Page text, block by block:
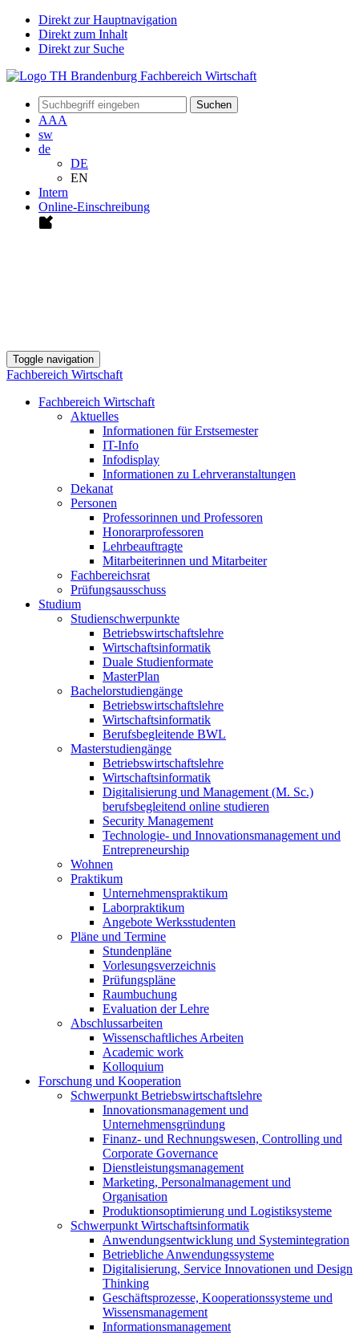
Direkt zur Hauptnavigation
Direkt zum Inhalt
Direkt zur Suche
Suchen
AAA
sw
de
DE
EN
Intern
Online-Einschreibung
Toggle navigation
Fachbereich Wirtschaft
Fachbereich Wirtschaft
Aktuelles
Informationen für Erstsemester
IT-Info
Infodisplay
Informationen zu Lehrveranstaltungen
Dekanat
Personen
Professorinnen und Professoren
Honorarprofessoren
Lehrbeauftragte
Mitarbeiterinnen und Mitarbeiter
Fachbereichsrat
Prüfungsausschuss
Studium
Studienschwerpunkte
Betriebswirtschaftslehre
Wirtschaftsinformatik
Duale Studienformate
MasterPlan
Bachelorstudiengänge
Betriebswirtschaftslehre
Wirtschaftsinformatik
Berufsbegleitende BWL
Masterstudiengänge
Betriebswirtschaftslehre
Wirtschaftsinformatik
Digitalisierung und Management (M. Sc.)
berufsbegleitend online studieren
Security Management
Technologie- und Innovationsmanagement und
Entrepreneurship
Wohnen
Praktikum
Unternehmenspraktikum
Laborpraktikum
Angebote Werksstudenten
Pläne und Termine
Stundenpläne
Vorlesungsverzeichnis
Prüfungspläne
Raumbuchung
Evaluation der Lehre
Abschlussarbeiten
Wissenschaftliches Arbeiten
Academic work
Kolloquium
Forschung und Kooperation
Schwerpunkt Betriebswirtschaftslehre
Innovationsmanagement und
Unternehmensgründung
Finanz- und Rechnungswesen, Controlling und
Corporate Governance
Dienstleistungsmanagement
Marketing, Personalmanagement und
Organisation
Produktionsoptimierung und Logistiksysteme
Schwerpunkt Wirtschaftsinformatik
Anwendungsentwicklung und Systemintegration
Betriebliche Anwendungssysteme
Digitalisierung, Service Innovationen und Design
Thinking
Geschäftsprozesse, Kooperationssysteme und
Wissensmanagement
Informationsmanagement